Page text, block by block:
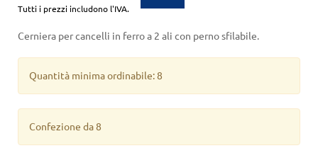
Tutti i prezzi includono l'IVA.
Cerniera per cancelli in ferro a 2 ali con perno sfilabile.
Quantità minima ordinabile: 8
Confezione da 8